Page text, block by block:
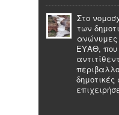
Στο
των
ανώνυμες
ΕΥΑΘ, που
δημοτικές